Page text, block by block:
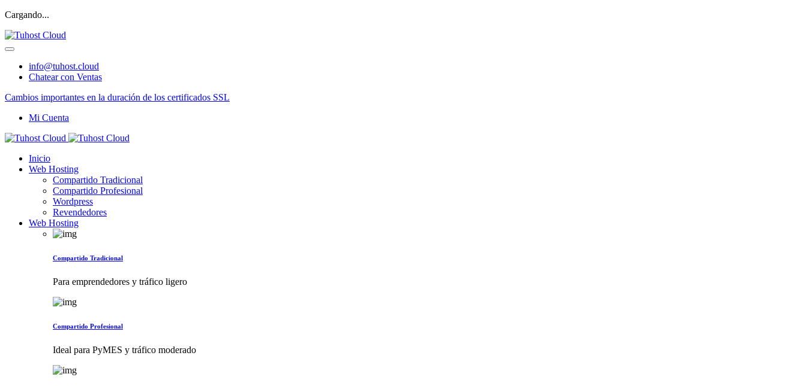
Cargando...
info@tuhost.cloud
Chatear con Ventas
Cambios importantes en la duración de los certificados SSL
Mi Cuenta
Inicio
Web Hosting
Compartido Tradicional
Compartido Profesional
Wordpress
Revendedores
Web Hosting
Compartido Tradicional
Para emprendedores y tráfico ligero
Compartido Profesional
Ideal para PyMES y tráfico moderado